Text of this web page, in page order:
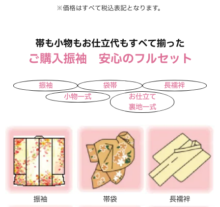
※価格はすべて税込表記となります。
帯も小物もお仕立代もすべて揃った
ご購入振袖 安心のフルセット
振袖 袋帯
長襦袢
小物一式
お仕立て
裏地一式
振袖 帯袋 長襦袢